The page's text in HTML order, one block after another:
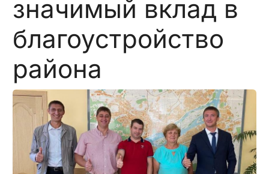
значимый вклад в
благоустройство
района